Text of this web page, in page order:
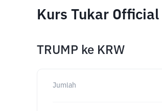
Kurs Tukar
TRUMP ke KRW
Jumlah